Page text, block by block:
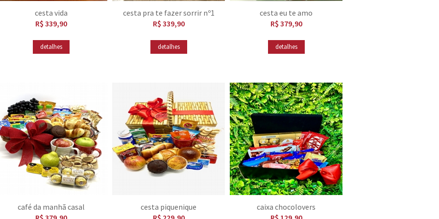
cesta vida
R$ 339,90
detalhes
cesta pra te fazer sorrir nº1
R$ 339,90
detalhes
cesta eu te amo
R$ 379,90
detalhes
café da manhã casal
cesta piquenique
caixa chocolovers